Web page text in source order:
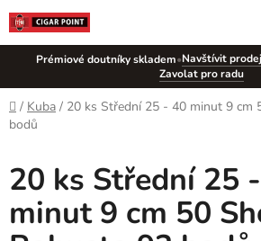
Přejít
na
obsah
Prémiové doutníky skladem•Navštívit
Zavolat pro radu
Domů
/ Kuba / 20 ks Střední 25 - 40 minut 9 cm
bodů
20 ks Střední 25
minut 9 cm 50